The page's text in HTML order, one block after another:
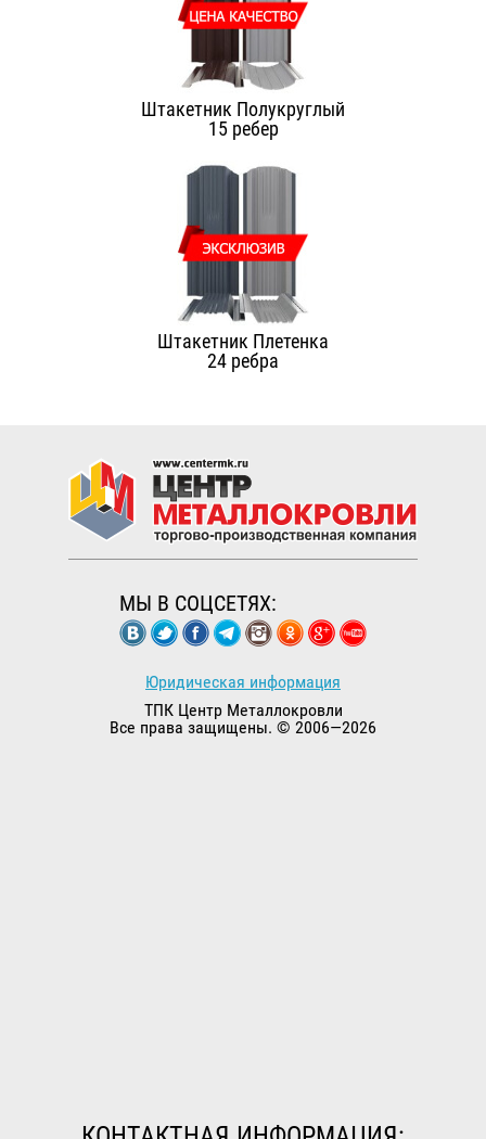
Штакетник Полукруглый
15 ребер
Штакетник Плетенка
24 ребра
МЫ В СОЦСЕТЯХ:
Юридическая информация
ТПК Центр Металлокровли
Все права защищены. © 2006—2026